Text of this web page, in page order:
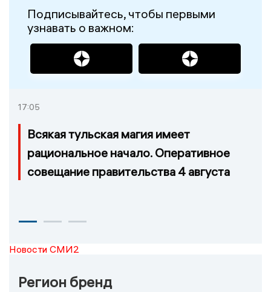
Подписывайтесь, чтобы первыми
узнавать о важном:
17:05
Всякая тульская магия имеет
рациональное начало. Оперативное
совещание правительства 4 августа
Новости СМИ2
Регион бренд